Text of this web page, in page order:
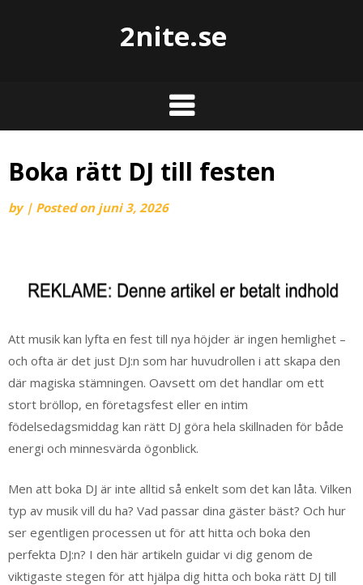
2nite.se
Boka rätt DJ till festen
by | Posted on juni 3, 2026
Att musik kan lyfta en fest till nya höjder är ingen hemlighet –
och ofta är det just DJ:n som har huvudrollen i att skapa den
där magiska stämningen. Oavsett om det handlar om ett
stort bröllop, en företagsfest eller en intim
födelsedagsmiddag kan rätt DJ göra hela skillnaden för både
energi och minnesvärda ögonblick.
Men att boka DJ är inte alltid så enkelt som det kan låta. Vilken
typ av musik vill du ha? Vad passar dina gäster bäst? Och hur
ser egentligen processen ut för att hitta och boka den
perfekta DJ:n? I den här artikeln guidar vi dig genom de
viktigaste stegen för att hjälpa dig hitta och boka rätt DJ till